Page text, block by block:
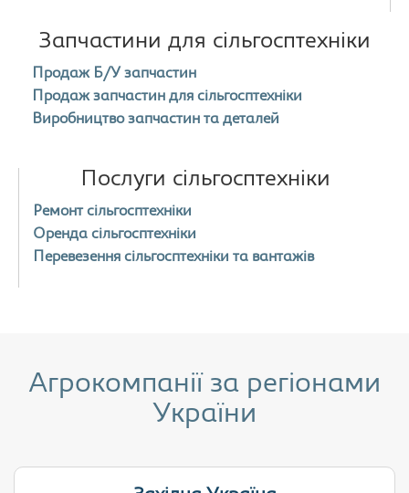
Запчастини для сільгосптехніки
Продаж Б/У запчастин
Продаж запчастин для сільгосптехніки
Виробництво запчастин та деталей
Послуги сільгосптехніки
Ремонт сільгосптехніки
Оренда сільгосптехніки
Перевезення сільгосптехніки та вантажів
Агрокомпанії за регіонами
України